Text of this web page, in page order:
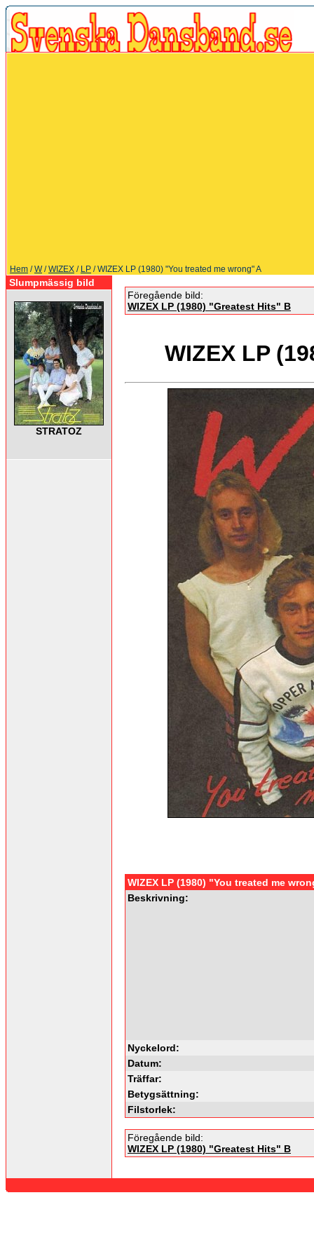
Hem /W/WIZEX / LP / WIZEX LP (1980) "You treated me wrong" A
Slumpmässig bild
STRATOZ
Föregående bild:
WIZEX LP (1980) "Greatest Hits" B
WIZEX LP
WIZEX LP (1980) "You treated me
Beskrivning:
Nyckelord:
Datum:
Träffar:
Betygsättning:
Filstorlek:
Föregående bild:
WIZEX LP (1980) "Greatest Hits" B